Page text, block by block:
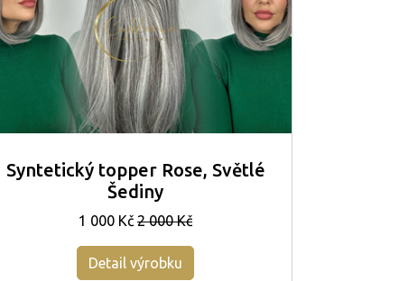
Syntetický topper Rose, Světlé
Šediny
1 000 Kč 2 000 Kč
Detail výrobku